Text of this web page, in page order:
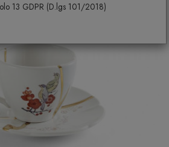
13 GDPR (D.lgs 101/2018)